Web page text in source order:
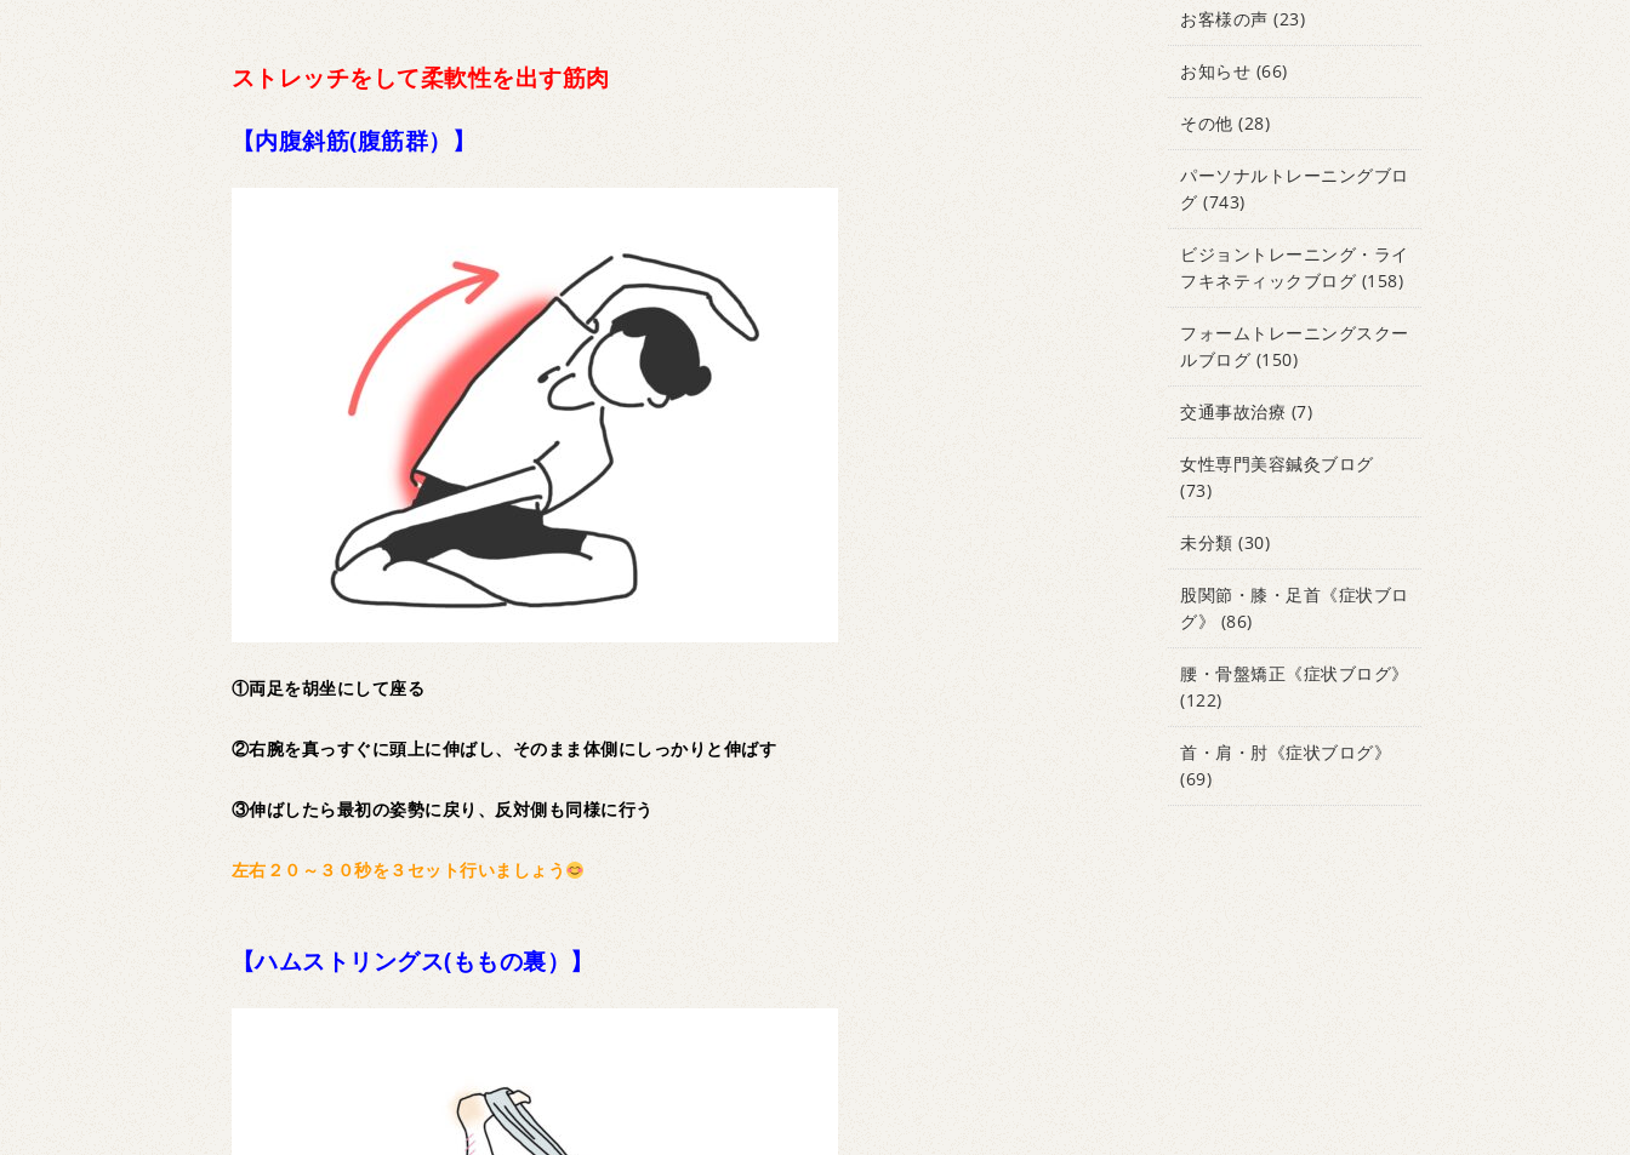
ストレッチをして柔軟性を出す筋肉
【内腹斜筋(腹筋群）】
①両足を胡坐にして座る
②右腕を真っすぐに頭上に伸ばし、そのまま体側にしっかりと伸ばす
③伸ばしたら最初の姿勢に戻り、反対側も同様に行う
左右２０～３０秒を３セット行いましょう
【ハムストリングス(ももの裏）】
お客様の声 (23)
お知らせ (66)
その他 (28)
パーソナルトレーニングブロ
グ (743)
ビジョントレーニング・ライ
フキネティックブログ (158)
フォームトレーニングスクー
ルブログ(150)
交通事故治療 (7)
女性専門美容鍼灸ブログ
(73)
未分類 (30)
股関節・膝・足首《症状ブロ
グ》
(86)
腰・骨盤矯正《症状ブログ》
(122)
首・肩・肘《症状ブログ》
(69)